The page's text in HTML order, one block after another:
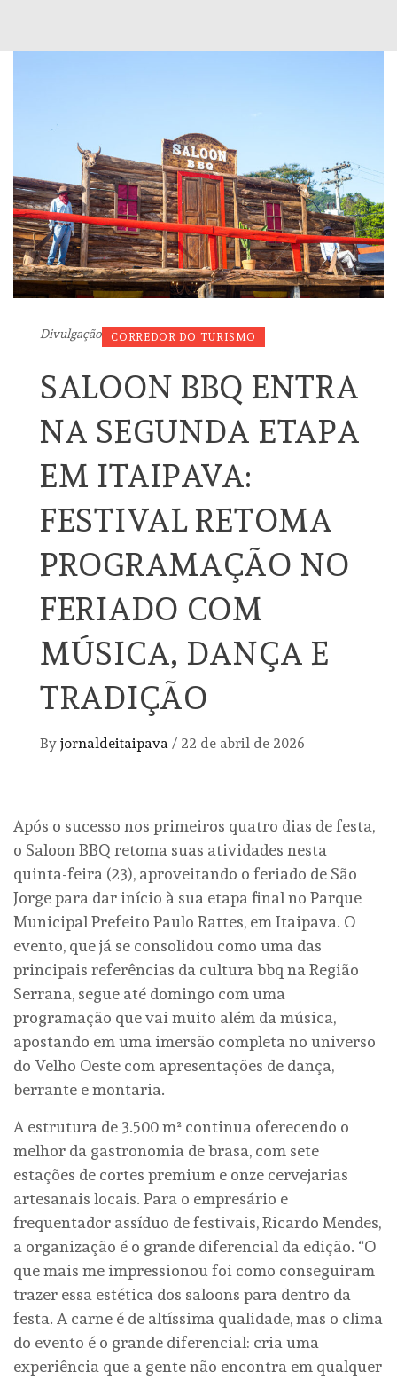
Divulgação CORREDOR DO TURISMO
SALOON BBQ ENTRA
NA SEGUNDA ETAPA
EM ITAIPAVA:
FESTIVAL RETOMA
PROGRAMAÇÃO NO
FERIADO COM
MÚSICA, DANÇA E
TRADIÇÃO
By jornaldeitaipava / 22 de abril de 2026
Após o sucesso nos primeiros quatro dias de festa,
o Saloon BBQ retoma suas atividades nesta
quinta-feira (23), aproveitando o feriado de São
Jorge para dar início à sua etapa final no Parque
Municipal Prefeito Paulo Rattes, em Itaipava. O
evento, que já se consolidou como uma das
principais referências da cultura bbq na Região
Serrana, segue até domingo com uma
programação que vai muito além da música,
apostando em uma imersão completa no universo
do Velho Oeste com apresentações de dança,
berrante e montaria.
A estrutura de 3.500 m² continua oferecendo o
melhor da gastronomia de brasa, com sete
estações de cortes premium e onze cervejarias
artesanais locais. Para o empresário e
frequentador assíduo de festivais, Ricardo Mendes,
a organização é o grande diferencial da edição. “O
que mais me impressionou foi como conseguiram
trazer essa estética dos saloons para dentro da
festa. A carne é de altíssima qualidade, mas o clima
do evento é o grande diferencial: cria uma
experiência que a gente não encontra em qualquer